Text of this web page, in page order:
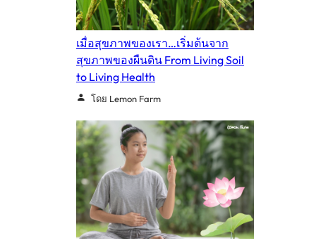
เมื่อสุขภาพของเรา…เริ่มต้นจาก
สุขภาพของผืนดิน From Living Soil
to Living Health
โดย Lemon Farm